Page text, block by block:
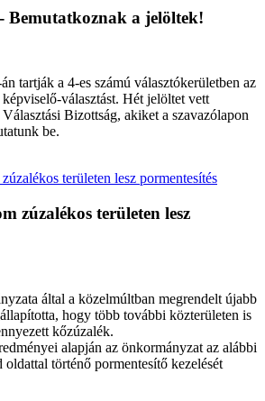
Bemutatkoznak a jelöltek!
tartják a 4-es számú választókerületben az
választást. Hét jelöltet vett
Bizottság, akiket a szavazólapon
be.
zúzalékos területen lesz
által a közelmúltban megrendelt újabb
hogy több további közterületen is
kőzúzalék.
alapján az önkormányzat az alábbi
történő pormentesítő kezelését